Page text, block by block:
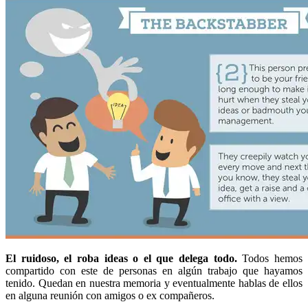
El ruidoso, el roba ideas o el que delega todo.Todos hemos
compartido con este de personas en algún trabajo que hayamos
tenido. Quedan en nuestra memoria y eventualmente hablas de ellos
en alguna reunión con amigos o ex compañeros.